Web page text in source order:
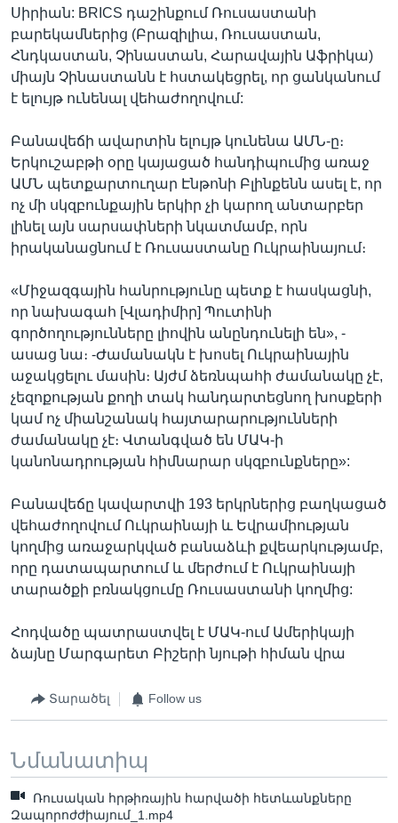
Սիրիան: BRICS դաշինքում Ռուսաստանի
բարեկամներից (Բրազիլիա, Ռուսաստան,
Հնդկաստան, Չինաստան, Հարավային Աֆրիկա)
միայն Չինաստանն է հստակեցրել, որ ցանկանում
է ելույթ ունենալ վեհաժողովում:
Բանավեճի ավարտին ելույթ կունենա ԱՄՆ-ը։
Երկուշաբթի օրը կայացած հանդիպումից առաջ
ԱՄՆ պետքարտուղար Էնթոնի Բլինքենն ասել է, որ
ոչ մի սկզբունքային երկիր չի կարող անտարբեր
լինել այն սարսափների նկատմամբ, որն
իրականացնում է Ռուսաստանը Ուկրաինայում։
«Միջազգային հանրությունը պետք է հասկացնի,
որ նախագահ [Վլադիմիր] Պուտինի
գործողությունները լիովին անընդունելի են», -
ասաց նա։ -Ժամանակն է խոսել Ուկրաինային
աջակցելու մասին։ Այժմ ձեռնպահի ժամանակը չէ,
չեզոքության քողի տակ հանդարտեցնող խոսքերի
կամ ոչ միանշանակ հայտարարությունների
ժամանակը չէ։ Վտանգված են ՄԱԿ-ի
կանոնադրության հիմնարար սկզբունքները»:
Բանավեճը կավարտվի 193 երկրներից բաղկացած
վեհաժողովում Ուկրաինայի և Եվրամիության
կողմից առաջարկված բանաձևի քվեարկությամբ,
որը դատապարտում և մերժում է Ուկրաինայի
տարածքի բռնակցումը Ռուսաստանի կողմից:
Հոդվածը պատրաստվել է ՄԱԿ-ում Ամերիկայի
ձայնը Մարգարետ Բիշերի նյութի հիման վրա
Տարածել Follow us
Նմանատիպ
Ռուսական հրթիռային հարվածի հետևանքները
Զապորոժժիայում_1.mp4